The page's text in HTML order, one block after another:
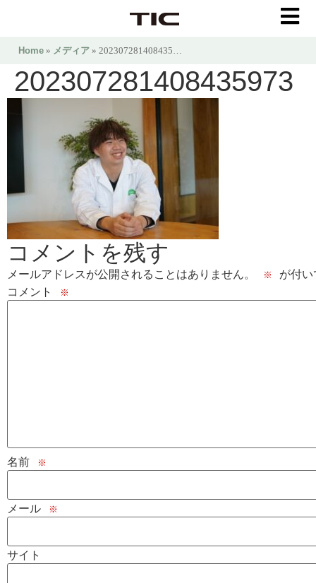
Home » メディア » 202307281408435…
202307281408435973
コメントを残す
メールアドレスが公開されることはありません。 ※
が付
コメント
※
名前 ※
メール ※
サイト